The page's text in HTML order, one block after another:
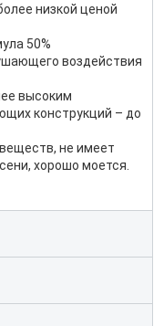
низкой ценой
50%
воздействия
высоким
конструкций – до
не имеет
хорошо моется.